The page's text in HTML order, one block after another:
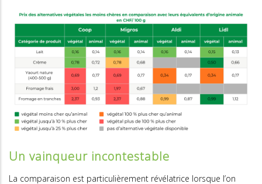
Un vainqueur incontestable
La comparaison est particulièrement révélatrice lorsque l’on